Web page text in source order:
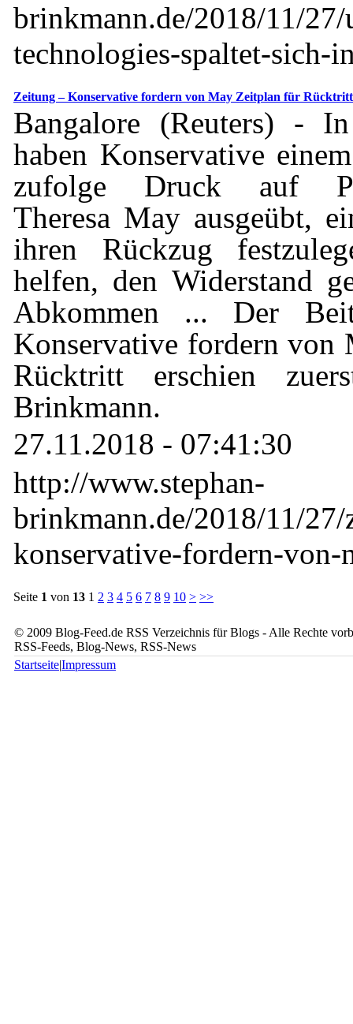
brinkmann.de/2018/11/
technologies-spaltet-sich-
Zeitung – Konservative fordern von May Zeitplan für Rücktritt
Bangalore (Reuters) -
haben Konservative
zufolge Druck auf
Theresa May ausgeübt,
ihren Rückzug
helfen, den Widerstand
Abkommen ... Der
Konservative fordern von
Rücktritt erschien
Brinkmann.
27.11.2018 - 07:41:30
http://www.stephan-
brinkmann.de/2018/11/
konservative-fordern-von-
Seite 1 von 13 1 2 3 4 5 6 7 8 9 10 > >>
© 2009 Blog-Feed.de RSS Verzeichnis für Blogs - Alle Rechte
RSS-Feeds, Blog-News, RSS-News
Startseite|Impressum